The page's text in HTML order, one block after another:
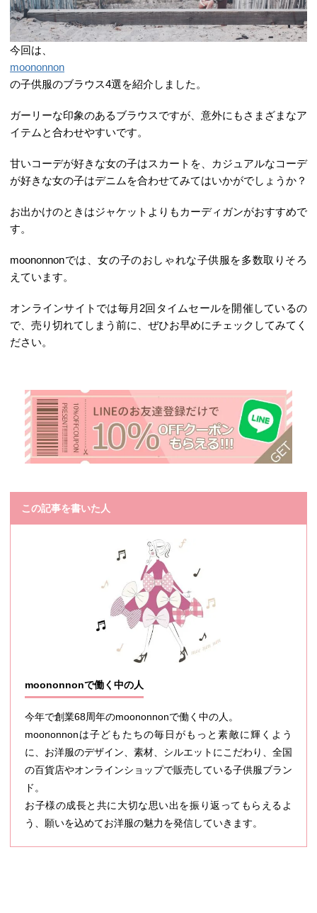
今回は、
moononnon
の子供服のブラウス4選を紹介しました。
ガーリーな印象のあるブラウスですが、意外にもさまざまなア
イテムと合わせやすいです。
甘いコーデが好きな女の子はスカートを、カジュアルなコーデ
が好きな女の子はデニムを合わせてみてはいかがでしょうか？
お出かけのときはジャケットよりもカーディガンがおすすめで
す。
moononnonでは、女の子のおしゃれな子供服を多数取りそろ
えています。
オンラインサイトでは毎月2回タイムセールを開催しているの
で、売り切れてしまう前に、ぜひお早めにチェックしてみてく
ださい。
この記事を書いた人
moononnonで働く中の人
今年で創業68周年のmoononnonで働く中の人。
moononnonは子どもたちの毎日がもっと素敵に輝くよう
に、お洋服のデザイン、素材、シルエットにこだわり、全国
の百貨店やオンラインショップで販売している子供服ブラン
ド。
お子様の成長と共に大切な思い出を振り返ってもらえるよ
う、願いを込めてお洋服の魅力を発信していきます。